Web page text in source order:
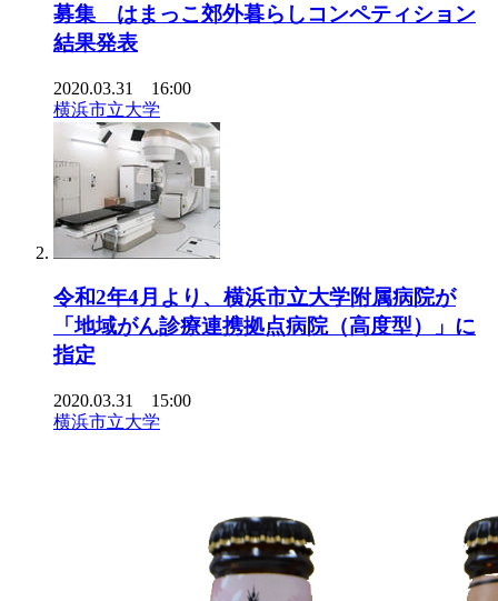
募集 はまっこ郊外暮らしコンペティション
結果発表
2020.03.31 16:00
横浜市立大学
令和2年4月より、横浜市立大学附属病院が
「地域がん診療連携拠点病院（高度型）」に
指定
2020.03.31 15:00
横浜市立大学